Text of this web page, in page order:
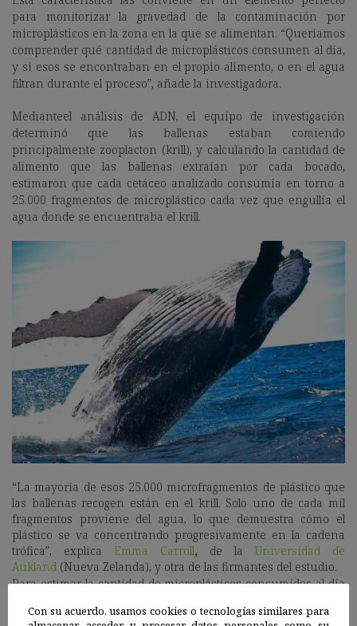
para
monitorizar la gravedad de la contaminación por
microplásticos en la zona en la que se alimentan. “Queríamos
comprender qué cantidad de microplásticos consumen al día,
y si esos se encontraban en el propio alimento, o en el agua
filtran durante el proceso”, añade la investigadora.
Medianteel análisis de ADN, el equipo de investigación
determinó que las ballenas estaban comiendo
principalmente zooplacton (krill), y calculando la cantidad de
alimento que las ballenas extraían por cada bocado,
estimaron que cada cetáceo analizado consumía en torno a
25.000 fragmentos de microplástico cada vez que engullía el
agua donde se encuentraba el krill.
“La mayoría de esos 25.000 microfragmentos de plástico que
las ballenas recogen están en el krill. Solo uno de cada mil
fragmentos proviene del agua, lo que demuestra cómo el
plástico se va concentrando progresivamente en la cadena
trófica”, explica Emma Carroll, de la Universidad de
Aukland (Nueva Zelanda), y otra de las firmantes del estudio.
Para estimar la cantidad de microplásticos consumidos al día
un trabajo previo de la bióloga
Rochelle
Con su acuerdo, usamos cookies o tecnologías similares para